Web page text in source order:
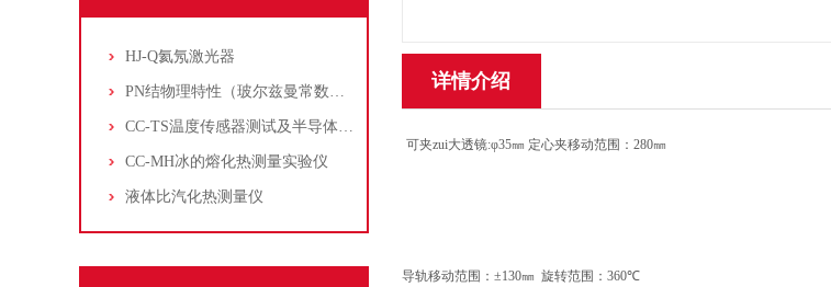
HJ-Q氦氖激光器
PN结物理特性（玻尔兹曼常数测定仪）
CC-TS温度传感器测试及半导体致冷控温实验仪
CC-MH冰的熔化热测量实验仪
液体比汽化热测量仪
详情介绍
可夹zui大透镜:φ35㎜ 定心夹移动范围： 280㎜
导轨移动范围：±130㎜ 旋转范围： 360℃